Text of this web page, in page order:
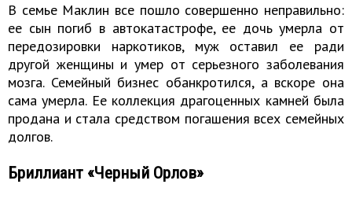
В семье Маклин все пошло совершенно неправильно:
ее сын погиб в автокатастрофе, ее дочь умерла от
передозировки наркотиков, муж оставил ее ради
другой женщины и умер от серьезного заболевания
мозга. Семейный бизнес обанкротился, а вскоре она
сама умерла. Ее коллекция драгоценных камней была
продана и стала средством погашения всех семейных
долгов.
Бриллиант «Черный Орлов»